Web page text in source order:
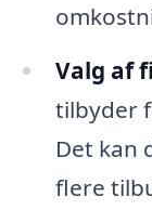
Valg af
tilbyder
Det kan
flere